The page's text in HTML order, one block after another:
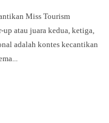
Miss Tourism
atau juara kedua, ketiga,